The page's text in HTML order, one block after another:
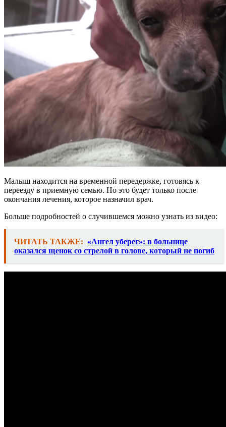
Малыш находится на временной передержке, готовясь к
переезду в приемную семью. Но это будет только после
окончания лечения, которое назначил врач.
Больше подробностей о случившемся можно узнать из видео:
ЧИТАТЬ ТАКЖЕ: «Ангел уберег»: в больнице
оказался щенок со стрелой в голове, который не погиб